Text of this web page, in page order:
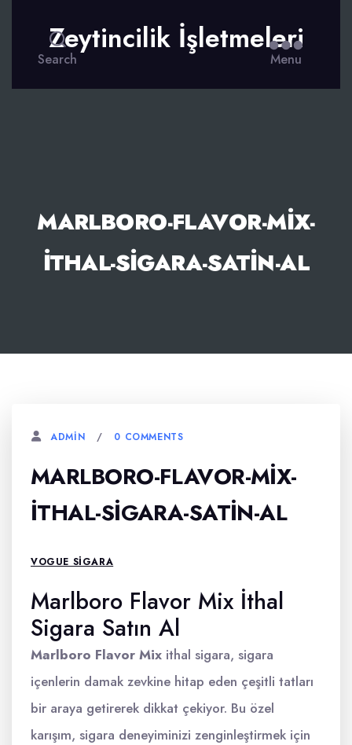
Search
Zeytincilik İşletmeleri
Menu
MARLBORO-FLAVOR-MIX-
ITHAL-SIGARA-SATIN-AL
ADMIN 0 COMMENTS
MARLBORO-FLAVOR-MIX-
ITHAL-SIGARA-SATIN-AL
VOGUE SIGARA
Marlboro Flavor Mix İthal
Sigara Satın Al
Marlboro Flavor Mix ithal sigara, sigara
içenlerin damak zevkine hitap eden çeşitli tatları
bir araya getirerek dikkat çekiyor. Bu özel
karışım, sigara deneyiminizi zenginleştirmek için